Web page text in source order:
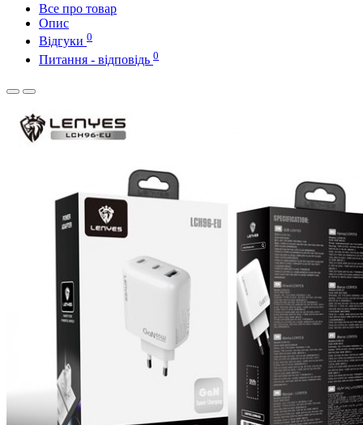
Все про товар
Опис
Відгуки 0
Питання - відповідь 0